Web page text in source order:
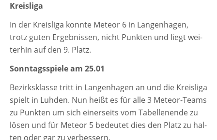
Kreisliga
In der Kreisliga konn­te Meteor 6 in Langenhagen,
trotz guten Ergebnissen, nicht Punkten und liegt wei­
ter­hin auf den 9. Platz.
Sonntagsspiele am 25.01
Bezirksklasse tritt in Langenhagen an und die Kreisliga
spielt in Luhden. Nun heißt es für alle 3 Meteor-Teams
zu Punkten um sich einer­seits vom Tabellenende zu
lösen und für Meteor 5 bedeu­tet dies den Platz zu hal­
ten oder gar zu verbessern.